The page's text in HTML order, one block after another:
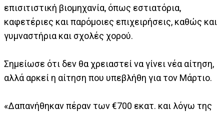
επισιτιστική βιομηχανία, όπως εστιατόρια,
καφετέριες και παρόμοιες επιχειρήσεις, καθώς και
γυμναστήρια και σχολές χορού.
Σημείωσε ότι δεν θα χρειαστεί να γίνει νέα αίτηση,
αλλά αρκεί η αίτηση που υπεβλήθη για τον Μάρτιο.
«Δαπανήθηκαν πέραν των €700 εκατ. και λόγω της